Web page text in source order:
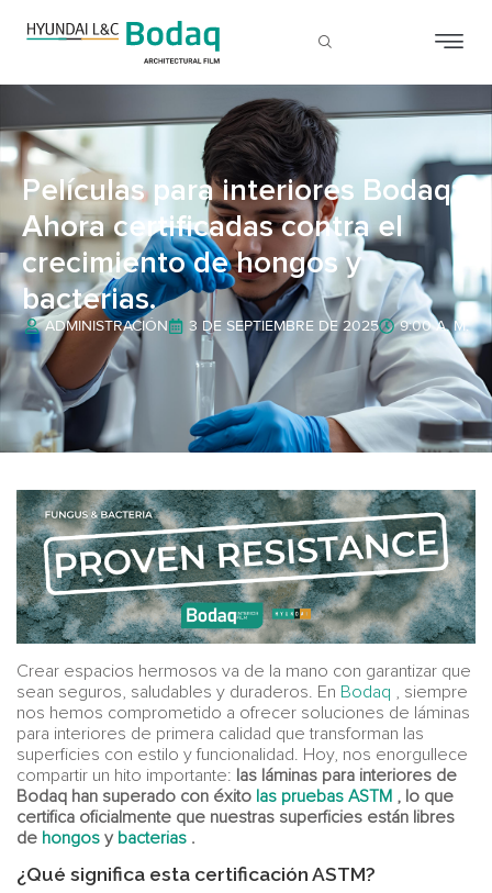
Películas para interiores Bodaq:
Ahora certificadas contra el
crecimiento de hongos y
bacterias.
ADMINISTRACIÓN 3 DE SEPTIEMBRE DE 2025 9:00 A. M.
Crear espacios hermosos va de la mano con garantizar que
sean seguros, saludables y duraderos. En Bodaq , siempre
nos hemos comprometido a ofrecer soluciones de láminas
para interiores de primera calidad que transforman las
superficies con estilo y funcionalidad. Hoy, nos enorgullece
compartir un hito importante: las láminas para interiores de
Bodaq han superado con éxito las pruebas ASTM , lo que
certifica oficialmente que nuestras superficies están libres
de hongos y bacterias .
¿Qué significa esta certificación ASTM?